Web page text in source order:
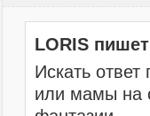
LORIS
Искать
или мамы на